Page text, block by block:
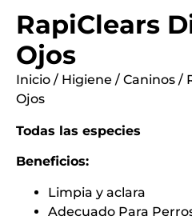
RapiClears
Ojos
Inicio / Higiene / Caninos /
Ojos
Todas las especies
Beneficios:
Limpia y aclara
Adecuado Para